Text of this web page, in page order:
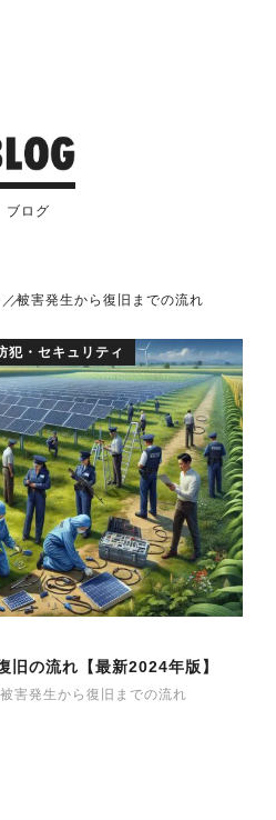
ブログ
／
／被害発生から復旧までの流れ
犯・セキュリティ
旧の流れ【最新2024年版】
被害発生から復旧までの流れ